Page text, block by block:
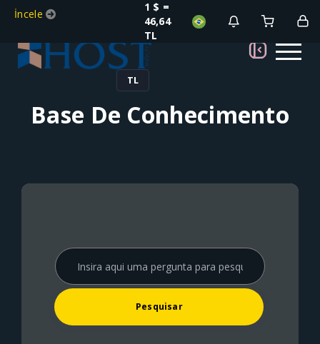
İncele
1 $ =
46,64
TL
TL
Base De Conhecimento